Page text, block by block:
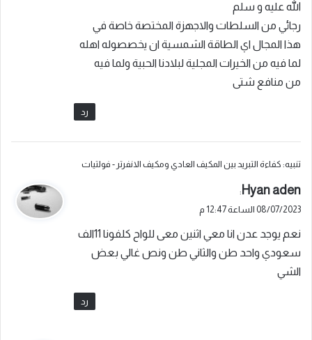
الله عليه و سلم
رجائي من السلطات والاجهزة المختصة خاصة في
هذا المجال اي الطاقة الشمسية ان يخصصوله اهله
لما فيه من الخيرات المجلية لبلادنا الحبية ولما فيه
من منافع شتى
رد
تنبيه: كفاءة التبريد بين المكيف العادي ومكيف الانفرتر - فولتيات
ي
ق
ل
Hyan aden
:
08/07/2023 الساعة 12:47 م
نعم يوجد عدن انا معي اثنين معى للواح كلفونا 11الف
سعودي واحد طن والثاني طن ونص غالي بعض
الشي
رد